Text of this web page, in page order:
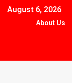
August 6, 2026
About Us